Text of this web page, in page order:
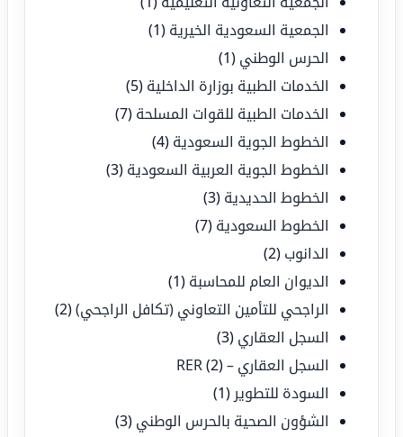
الجمعية السعودية الخيرية (1)
الحرس الوطني (1)
الخدمات الطبية بوزارة الداخلية (5)
الخدمات الطبية للقوات المسلحة (7)
الخطوط الجوية السعودية (4)
الخطوط الجوية العربية السعودية (3)
الخطوط الحديدية (3)
الخطوط السعودية (7)
الدانوب (2)
الديوان العام للمحاسبة (1)
الراجحي للتأمين التعاوني (تكافل الراجحي)(2)
السجل العقاري (3)
السجل العقاري – RER(2)
السودة للتطوير (1)
الشؤون الصحية بالحرس الوطني (3)